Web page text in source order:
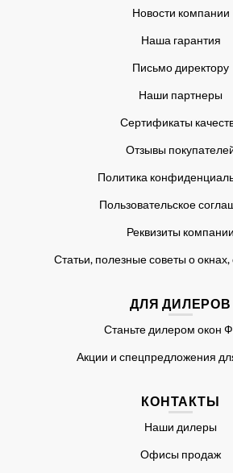
Новости компании
Наша гарантия
Письмо директору
Наши партнеры
Сертификаты
Отзывы
Политика
Пользовательское
Реквизиты компании
Статьи, полезные советы о
ДЛЯ ДИЛЕРОВ
Станьте дилером окон
Акции и спецпредложения
КОНТАКТЫ
Наши дилеры
Офисы продаж